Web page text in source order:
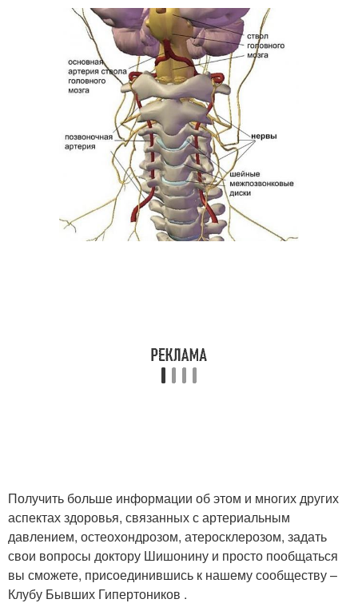
Получить больше информации об этом и многих других
аспектах здоровья, связанных с артериальным
давлением, остеохондрозом, атеросклерозом, задать
свои вопросы доктору Шишонину и просто пообщаться
вы сможете, присоединившись к нашему сообществу –
Клубу Бывших Гипертоников .